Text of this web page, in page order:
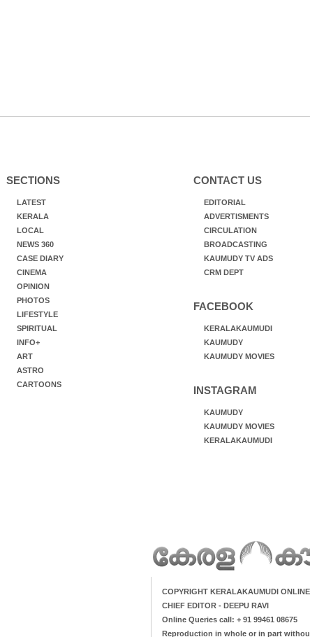
SECTIONS
LATEST
KERALA
LOCAL
NEWS 360
CASE DIARY
CINEMA
OPINION
PHOTOS
LIFESTYLE
SPIRITUAL
INFO+
ART
ASTRO
CARTOONS
CONTACT US
EDITORIAL
ADVERTISMENTS
CIRCULATION
BROADCASTING
KAUMUDY TV ADS
CRM DEPT
FACEBOOK
KERALAKAUMUDI
KAUMUDY
KAUMUDY MOVIES
INSTAGRAM
KAUMUDY
KAUMUDY MOVIES
KERALAKAUMUDI
COPYRIGHT KERALAKAUMUDI ONLINE
CHIEF EDITOR - DEEPU RAVI
Online Queries call: + 91 99461 08675
Reproduction in whole or in part